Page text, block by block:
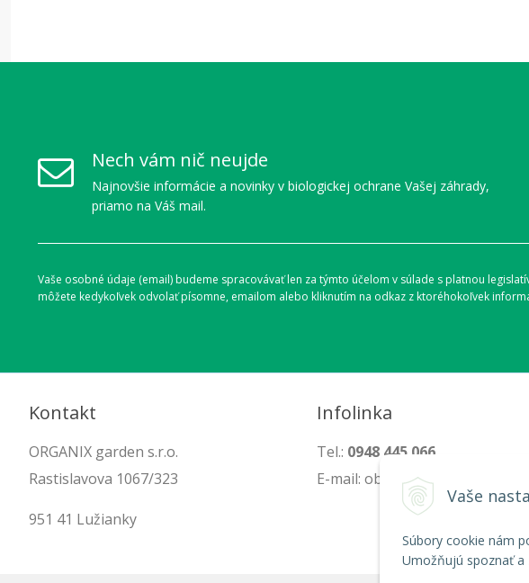
Vaše
Súbory cookie nám
Umožňujú spoznať a
Nech vám nič neujde
Najnovšie informácie a novinky v biologickej ochrane Vašej záhrady,
priamo na Váš mail.
Vaše osobné údaje (email) budeme spracovávať len za týmto účelom v súlade s platnou
môžete kedykoľvek odvolať písomne, emailom alebo kliknutím na odkaz z ktoréhokoľvek
Kontakt
ORGANIX garden s.r.o.
Rastislavova 1067/323
951 41 Lužianky
Infolinka
Tel.: 0948 445 066
E-mail: